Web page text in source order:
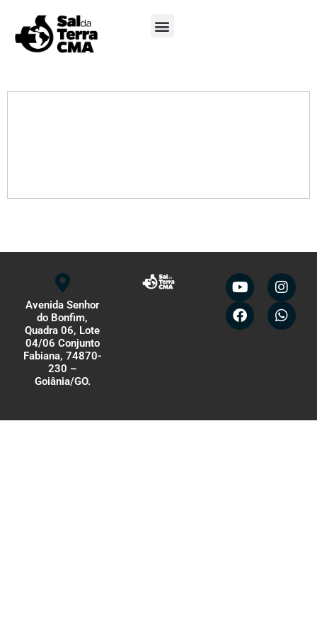
Avenida Senhor
do Bonfim,
Quadra 06, Lote
04/06 Conjunto
Fabiana, 74870-
230 –
Goiânia/GO.